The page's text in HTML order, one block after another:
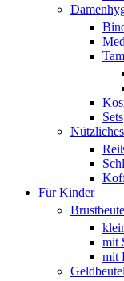
Sets
Nützliches
Für Kinder
mit
mit
Geldbeutel